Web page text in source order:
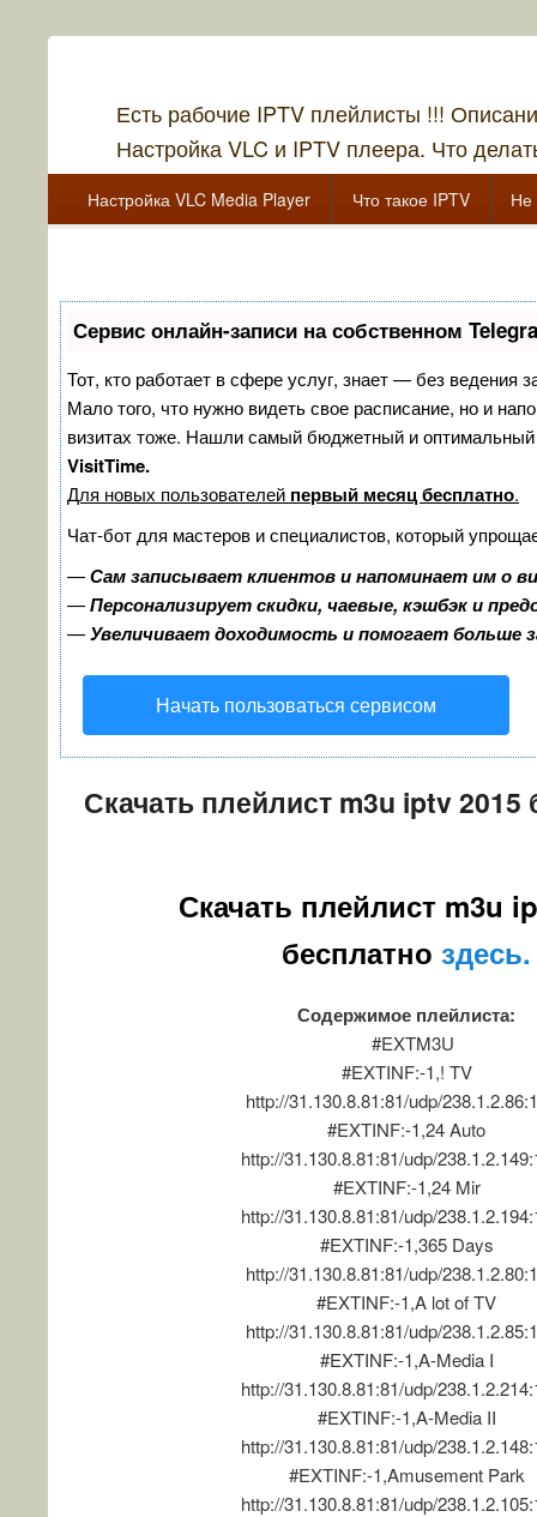
Есть рабочие IPTV плейлисты !!!
Настройка VLC и IPTV плеера. Что
Главное меню
Перейти к основному содержанию
Перейти к дополнительному содержимому
Настройка VLC Media Player Что такое IPTV Не
Сервис онлайн-записи на собственном
Тот, кто работает в сфере услуг, знает — без ведения
Мало того, что нужно видеть свое расписание, но и
визитах тоже. Нашли самый бюджетный и
VisitTime.
Для новых пользователей первый месяц бесплатно.
Чат-бот для мастеров и специалистов, который
—Сам записывает клиентов и напоминает им о
—Персонализирует скидки, чаевые, кэшбэк и
—Увеличивает доходимость и помогает больше
Начать пользоваться сервисом
Скачать плейлист m3u iptv 2015
Скачать плейлист m3u
бесплатноздесь.
Содержимое плейлиста:
#EXTM3U
#EXTINF:-1,! TV
http://31.130.8.81:81/udp/
#EXTINF:-1,24 Auto
http://31.130.8.81:81/udp/
#EXTINF:-1,24 Mir
http://31.130.8.81:81/udp/
#EXTINF:-1,365 Days
http://31.130.8.81:81/udp/
#EXTINF:-1,A lot of TV
http://31.130.8.81:81/udp/
#EXTINF:-1,A-Media I
http://31.130.8.81:81/udp/
#EXTINF:-1,A-Media II
http://31.130.8.81:81/udp/
#EXTINF:-1,Amusement Park
http://31.130.8.81:81/udp/